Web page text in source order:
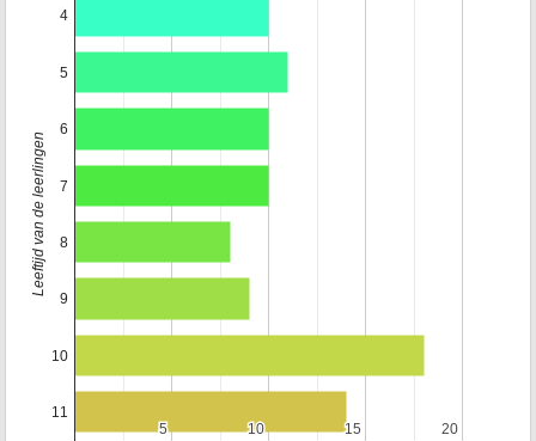
5
5 10
10 15
15 20
20
4
5
6
7
8
9
10
11
Leeftijd van de leerlingen